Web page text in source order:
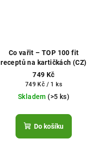
Co vařit – TOP 100 fit
receptů na kartičkách (CZ)
749 Kč
Měrná
cena:
749 Kč / 1 ks
Skladem (>5 ks)
Do košíku